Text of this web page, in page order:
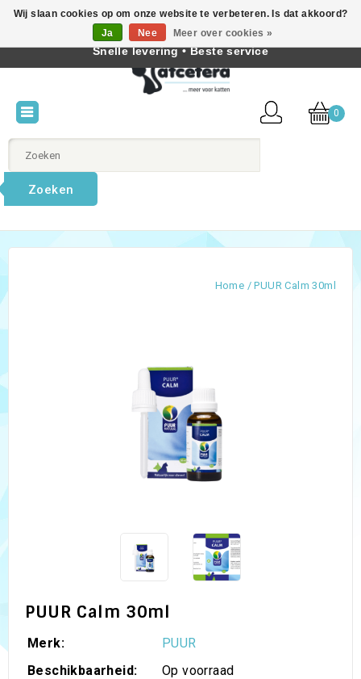
Nederlands
0
Zoeken
Home /PUUR Calm 30ml
PUUR Calm 30ml
Merk:
PUUR
Beschikbaarheid:
Op voorraad
Wij slaan cookies op om onze website te verbeteren. Is dat akkoord?
Ja
Nee Meer over cookies »
Beste producten voor katten • Kennis van kattengedrag •
Snelle levering • Beste service